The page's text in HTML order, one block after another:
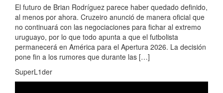
El futuro de Brian Rodríguez parece haber quedado definido,
al menos por ahora. Cruzeiro anunció de manera oficial que
no continuará con las negociaciones para fichar al extremo
uruguayo, por lo que todo apunta a que el futbolista
permanecerá en América para el Apertura 2026. La decisión
pone fin a los rumores que durante las […]
SuperL1der